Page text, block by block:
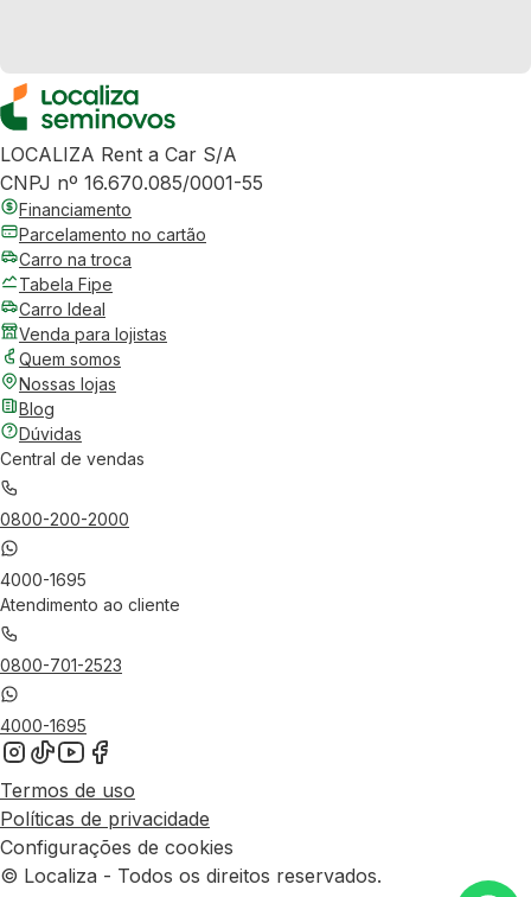
LOCALIZA Rent a Car S/A
CNPJ nº 16.670.085/0001-55
Financiamento
Parcelamento no cartão
Carro na troca
Tabela Fipe
Carro Ideal
Venda para lojistas
Quem somos
Nossas lojas
Blog
Dúvidas
Central de vendas
0800-200-2000
4000-1695
Atendimento ao cliente
0800-701-2523
4000-1695
Termos de uso
Políticas de privacidade
Configurações de cookies
© Localiza - Todos os direitos reservados.